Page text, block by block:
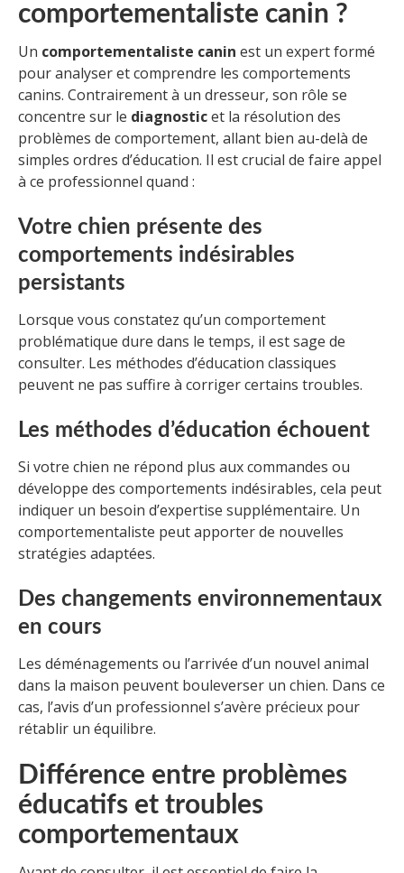
comportementaliste canin ?
Un comportementaliste canin est un expert formé
pour analyser et comprendre les comportements
canins. Contrairement à un dresseur, son rôle se
concentre sur le diagnosticet la résolution des
problèmes de comportement, allant bien au-delà de
simples ordres d’éducation. Il est crucial de faire appel
à ce professionnel quand :
Votre chien présente des
comportements indésirables
persistants
Lorsque vous constatez qu’un comportement
problématique dure dans le temps, il est sage de
consulter. Les méthodes d’éducation classiques
peuvent ne pas suffire à corriger certains troubles.
Les méthodes d’éducation échouent
Si votre chien ne répond plus aux commandes ou
développe des comportements indésirables, cela peut
indiquer un besoin d’expertise supplémentaire. Un
comportementaliste peut apporter de nouvelles
stratégies adaptées.
Des changements environnementaux
en cours
Les déménagements ou l’arrivée d’un nouvel animal
dans la maison peuvent bouleverser un chien. Dans ce
cas, l’avis d’un professionnel s’avère précieux pour
rétablir un équilibre.
Différence entre problèmes
éducatifs et troubles
comportementaux